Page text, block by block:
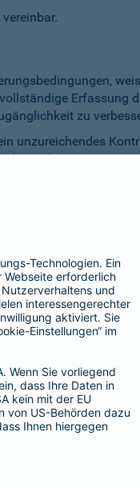
Erfassung
zu
unzureichendes
Um dem
per
und Hintergrund
auf den